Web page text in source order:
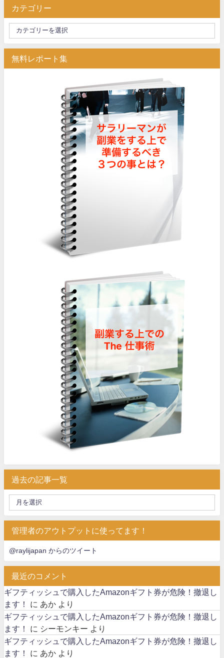
カテゴリー
無料レポート集
過去の記事一覧
管理者のアウトプットに使ってます！
@raylijapan からのツイート
最近のコメント
ギフティッシュで購入したAmazonギフト券が危険！撤退し
ます！
に あか より
ギフティッシュで購入したAmazonギフト券が危険！撤退し
ます！
に シーモンキー より
ギフティッシュで購入したAmazonギフト券が危険！撤退し
ます！
に あか より